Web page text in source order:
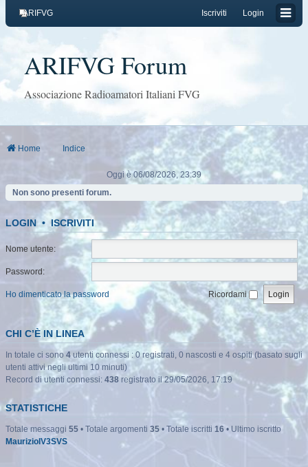
Login
Iscriviti
ARIFVG
ARIFVG Forum
Associazione Radioamatori Italiani FVG
Home Indice
Oggi è 06/08/2026, 23:39
Non sono presenti forum.
LOGIN •ISCRIVITI
Nome utente:
Password:
Ho dimenticato la password Ricordami
CHI C’È IN LINEA
In totale ci sono 4utenti connessi : 0 registrati, 0 nascosti e 4 ospiti (basato sugli
utenti attivi negli ultimi 10 minuti)
Record di utenti connessi: 438 registrato il 29/05/2026, 17:19
STATISTICHE
Totale messaggi 55 • Totale argomenti 35 • Totale iscritti 16 • Ultimo iscritto
MaurizioIV3SVS